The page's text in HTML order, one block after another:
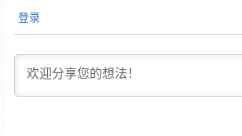
登录